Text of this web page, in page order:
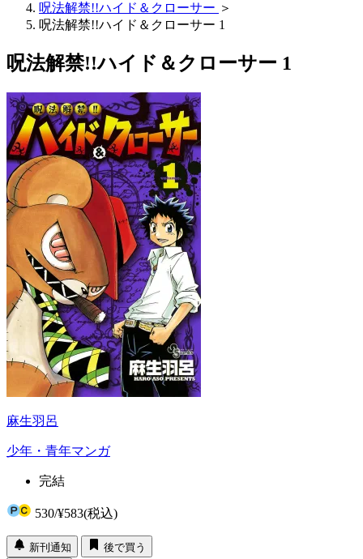
呪法解禁!!ハイド＆クローサー ＞
呪法解禁!!ハイド＆クローサー 1
呪法解禁!!ハイド＆クローサー 1
麻生羽呂
少年・青年マンガ
完結
530/¥583(税込)
新刊通知
後で買う